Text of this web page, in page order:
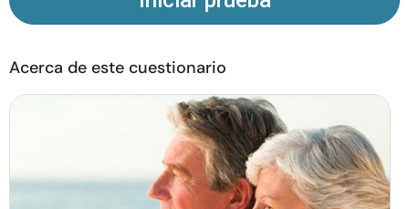
Acerca de este cuestionario